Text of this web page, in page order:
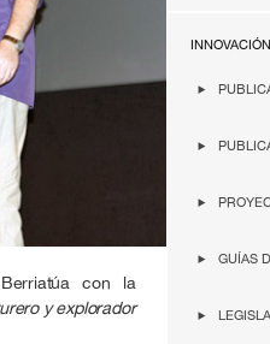
GUÍAS
con la
y explorador